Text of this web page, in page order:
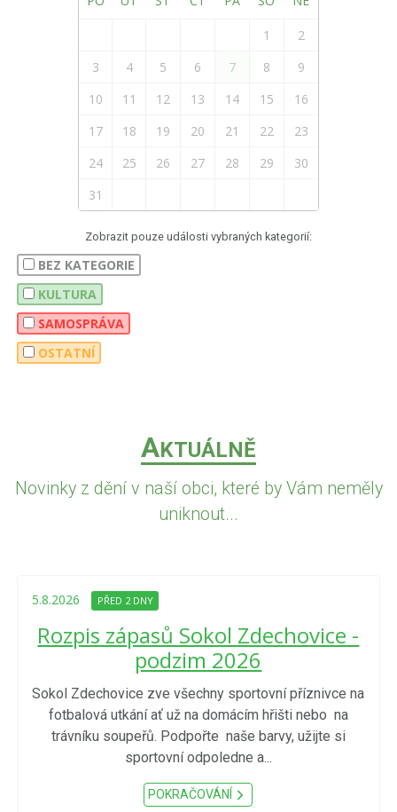
1
2
3
4 5 6 7 8
9
10
11 12 13 14 15
16
17
18 19 20 21 22
23
24
25 26 27 28 29
30
31
Zobrazit pouze události vybraných kategorií:
BEZ KATEGORIE
KULTURA
SAMOSPRÁVA
OSTATNÍ
AKTUÁLNĚ
Novinky z dění v naší obci, které by Vám neměly
uniknout...
5.8.2026 PŘED 2 DNY
Rozpis zápasů Sokol Zdechovice -
podzim 2026
Sokol Zdechovice zve všechny sportovní příznivce na
fotbalová utkání ať už na domácím hřišti nebo na
trávníku soupeřů. Podpořte naše barvy, užijte si
sportovní odpoledne a...
POKRAČOVÁNÍ